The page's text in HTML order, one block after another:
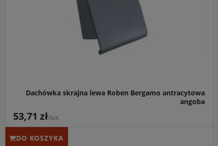
Kluczowa cecha:
Wyposażona w głębokie zamki
labiryntowe oraz boczną wypustkę, które gwarantują pełną
ochronę przed zacinającym deszczem i wiatrem.
Dachówka skrajna lewa Roben Bergamo antracytowa
angoba
53,71 zł/szt.
DO KOSZYKA